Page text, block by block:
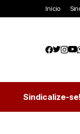
Início
Sindicalize-se!